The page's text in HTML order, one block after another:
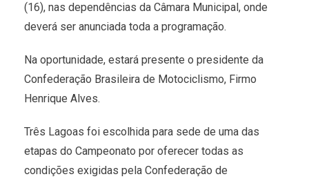
(16), nas dependências da Câmara Municipal, onde
deverá ser anunciada toda a programação.
Na oportunidade, estará presente o presidente da
Confederação Brasileira de Motociclismo, Firmo
Henrique Alves.
Três Lagoas foi escolhida para sede de uma das
etapas do Campeonato por oferecer todas as
condições exigidas pela Confederação de